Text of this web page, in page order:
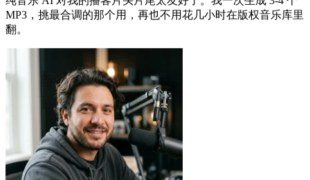
市场总监
纯音乐 AI 对我的播客片头片尾太友好了。我一次生成 3-4 个